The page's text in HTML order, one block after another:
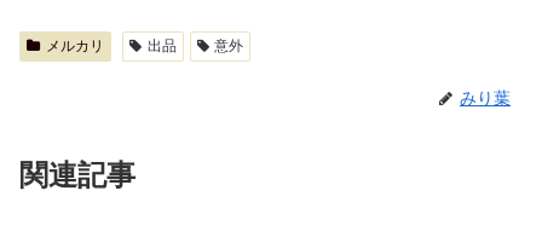
メルカリ 出品 意外
みり葉
関連記事